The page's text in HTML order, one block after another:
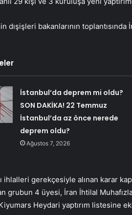
dışişleri bakanlarının
İstanbul’da deprem mi oldu?
SON DAKİKA! 22 Temmuz
İstanbul’da az önce nerede
deprem oldu?
Ağustos 7, 2026
ihlalleri gerekçesiyle alınan karar
grubun 4 üyesi, İran İhtilal
Heydari yaptırım listesine